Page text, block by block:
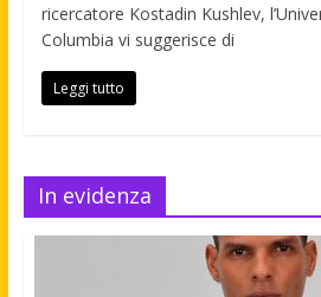
ricercatore Kostadin Kushlev,
Columbia vi suggerisce di
Leggi tutto
In evidenza